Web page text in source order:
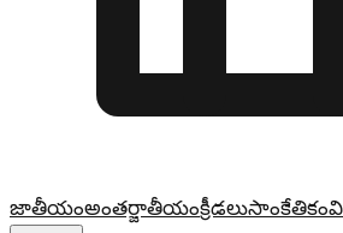
జాతీయంఅంతర్జాతీయంక్రీడలుసాంకేతికం